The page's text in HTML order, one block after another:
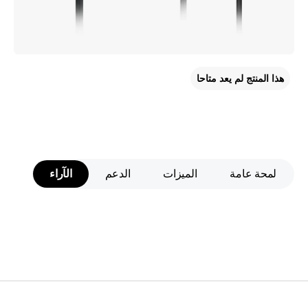
هذا المنتج لم يعد متاحا
لمحة عامة الميزات الدعم الآراء